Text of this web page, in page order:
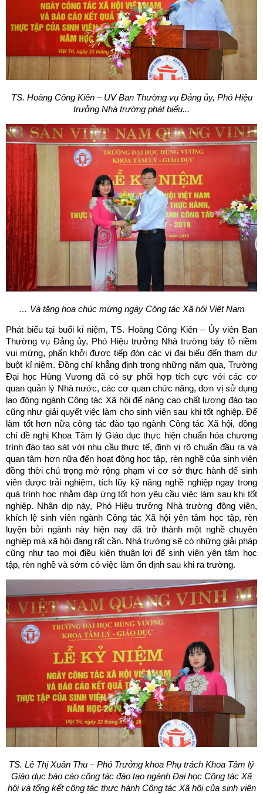
TS. Hoàng Công Kiên – UV Ban Thường vụ Đảng ủy, Phó Hiệu
trưởng Nhà trường phát biểu...
… Và tặng hoa chúc mừng ngày Công tác Xã hội Việt Nam
Phát biểu tại buổi kỉ niệm, TS. Hoàng Công Kiên – Ủy viên Ban
Thường vụ Đảng ủy, Phó Hiệu trưởng Nhà trường bày tỏ niềm
vui mừng, phấn khởi được tiếp đón các vị đại biểu đến tham dự
buột kỉ niệm. Đồng chí khẳng định trong những năm qua, Trường
Đại học Hùng Vương đã có sự phối hợp tích cực với các cơ
quan quản lý Nhà nước, các cơ quan chức năng, đơn vị sử dụng
lao động ngành Công tác Xã hội để nâng cao chất lượng đào tạo
cũng như giải quyết việc làm cho sinh viên sau khi tốt nghiệp. Để
làm tốt hơn nữa công tác đào tạo ngành Công tác Xã hội, đồng
chí đề nghị Khoa Tâm lý Giáo dục thực hiện chuẩn hóa chương
trình đào tạo sát với nhu cầu thực tế, định vị rõ chuẩn đầu ra và
quan tâm hơn nữa đến hoạt động học tập, rèn nghề của sinh viên
đồng thời chú trọng mở rộng phạm vi cơ sở thực hành để sinh
viên được trải nghiệm, tích lũy kỹ năng nghề nghiệp ngay trong
quá trình học nhằm đáp ứng tốt hơn yêu cầu việc làm sau khi tốt
nghiệp. Nhân dịp này, Phó Hiệu trưởng Nhà trường động viên,
khích lệ sinh viên ngành Công tác Xã hội yên tâm học tập, rèn
luyện bởi ngành này hiện nay đã trở thành một nghề chuyên
nghiệp mà xã hội đang rất cần. Nhà trường sẽ có những giải pháp
cũng như tạo mọi điều kiện thuận lợi để sinh viên yên tâm học
tập, rèn nghề và sớm có việc làm ổn định sau khi ra trường.
TS. Lê Thị Xuân Thu – Phó Trưởng khoa Phụ trách Khoa Tâm lý
Giáo dục báo cáo công tác đào tạo ngành Đại học Công tác Xã
hội và tổng kết công tác thực hành Công tác Xã hội của sinh viên